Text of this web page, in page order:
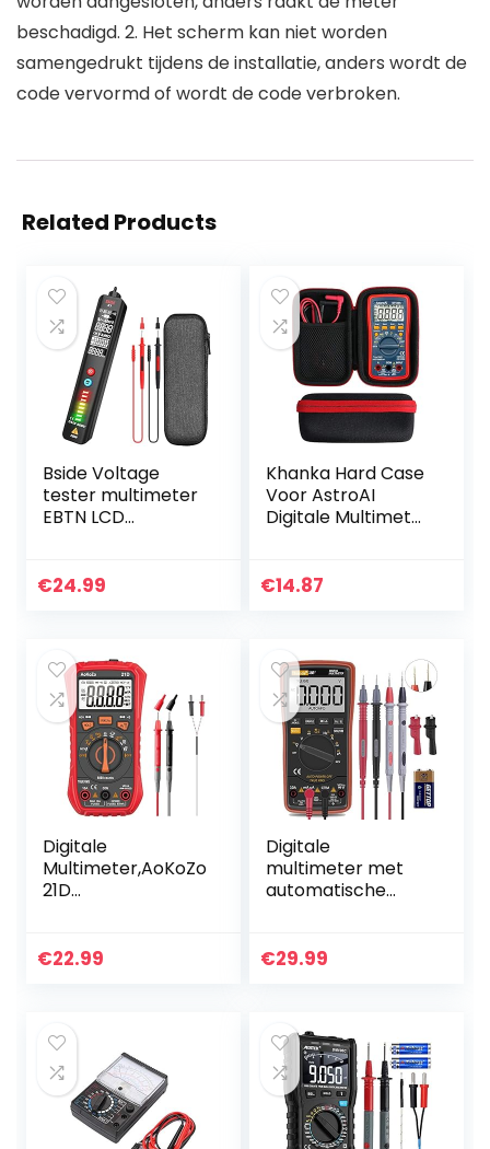
beschadigd. 2. Het scherm kan niet worden
samengedrukt tijdens de installatie, anders wordt de
code vervormd of wordt de code verbroken.
Related Products
Bside Voltage
tester multimeter
EBTN LCD
tector met
€24.99
Khanka Hard Case
Voor AstroAI
Digitale Multimeter
Handleiding en
€14.87
Digitale
Multimeter,AoKoZo
21D
€22.99
Digitale
multimeter met
automatische
multitester
€29.99